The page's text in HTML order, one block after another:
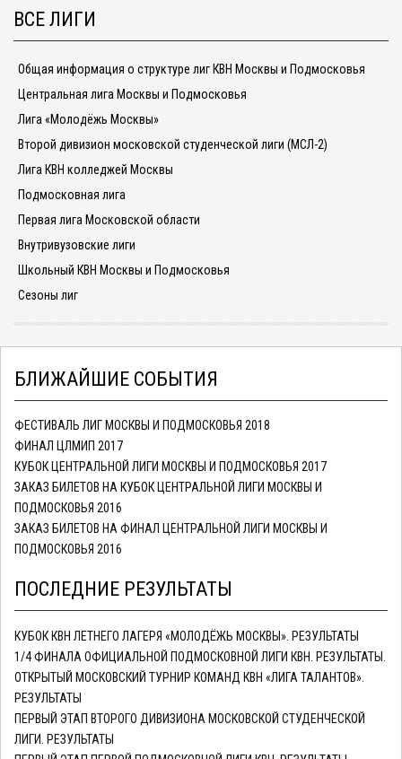
ВСЕ ЛИГИ
Общая информация о структуре лиг КВН Москвы и Подмосковья
Центральная лига Москвы и Подмосковья
Лига «Молодёжь Москвы»
Второй дивизион московской студенческой лиги (МСЛ-2)
Лига КВН колледжей Москвы
Подмосковная лига
Первая лига Московской области
Внутривузовские лиги
Школьный КВН Москвы и Подмосковья
Сезоны лиг
БЛИЖАЙШИЕ СОБЫТИЯ
ФЕСТИВАЛЬ ЛИГ МОСКВЫ И ПОДМОСКОВЬЯ 2018
ФИНАЛ ЦЛМИП 2017
КУБОК ЦЕНТРАЛЬНОЙ ЛИГИ МОСКВЫ И ПОДМОСКОВЬЯ 2017
ЗАКАЗ БИЛЕТОВ НА КУБОК ЦЕНТРАЛЬНОЙ ЛИГИ МОСКВЫ И
ПОДМОСКОВЬЯ 2016
ЗАКАЗ БИЛЕТОВ НА ФИНАЛ ЦЕНТРАЛЬНОЙ ЛИГИ МОСКВЫ И
ПОДМОСКОВЬЯ 2016
ПОСЛЕДНИЕ РЕЗУЛЬТАТЫ
КУБОК КВН ЛЕТНЕГО ЛАГЕРЯ «МОЛОДЁЖЬ МОСКВЫ». РЕЗУЛЬТАТЫ
1/4 ФИНАЛА ОФИЦИАЛЬНОЙ ПОДМОСКОВНОЙ ЛИГИ КВН. РЕЗУЛЬТАТЫ.
ОТКРЫТЫЙ МОСКОВСКИЙ ТУРНИР КОМАНД КВН «ЛИГА ТАЛАНТОВ».
РЕЗУЛЬТАТЫ
ПЕРВЫЙ ЭТАП ВТОРОГО ДИВИЗИОНА МОСКОВСКОЙ СТУДЕНЧЕСКОЙ
ЛИГИ. РЕЗУЛЬТАТЫ